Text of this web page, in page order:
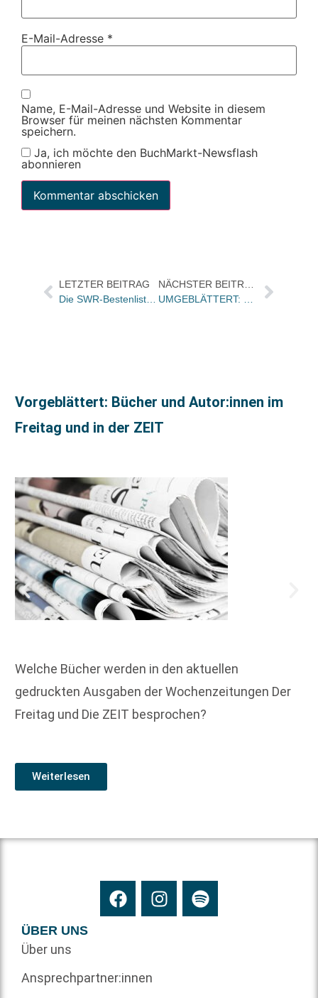
E-Mail-Adresse *
Name, E-Mail-Adresse und Website in diesem
Browser für meinen nächsten Kommentar
speichern.
Ja, ich möchte den BuchMarkt-Newsflash
abonnieren
LETZTER BEITRAG
Die SWR-Bestenliste für März
Vorgeblättert: Bücher und Autor:innen im
Freitag und in der ZEIT
Welche Bücher werden in den aktuellen
gedruckten Ausgaben der Wochenzeitungen Der
Freitag und Die ZEIT besprochen?
Weiterlesen
ÜBER UNS
Über uns
Ansprechpartner:innen